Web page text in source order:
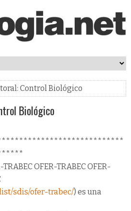
Control Biológico
Biológico
OFER-TRABEC OFER-
sdis/ofer-trabec/) es una